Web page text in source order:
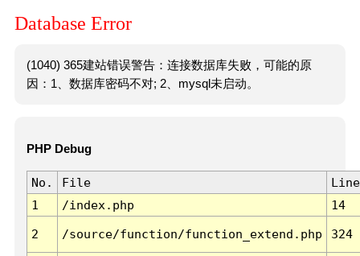
Database Error
(1040) 365建站错误警告：连接数据库失败，可能的原
因：1、数据库密码不对; 2、mysql未启动。
PHP Debug
No. File
Line
1
/index.php 14
2 /source/function/function_extend.php 324